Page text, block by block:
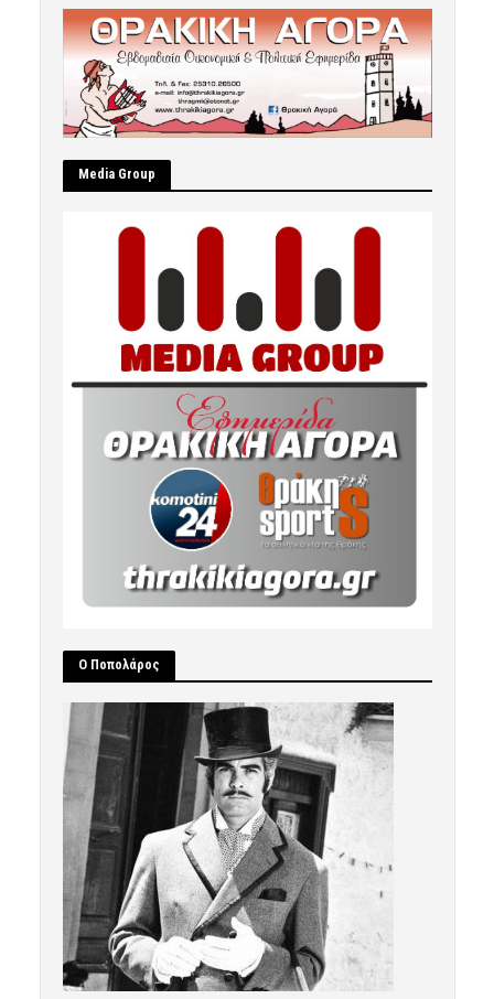
Μedia Group
Ο Ποπολάρος